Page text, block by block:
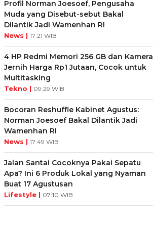
Profil Norman Joesoef, Pengusaha
Muda yang Disebut-sebut Bakal
Dilantik Jadi Wamenhan RI
News | 17:21 WIB
4 HP Redmi Memori 256 GB dan Kamera
Jernih Harga Rp1 Jutaan, Cocok untuk
Multitasking
Tekno | 09:29 WIB
Bocoran Reshuffle Kabinet Agustus:
Norman Joesoef Bakal Dilantik Jadi
Wamenhan RI
News | 17:49 WIB
Jalan Santai Cocoknya Pakai Sepatu
Apa? Ini 6 Produk Lokal yang Nyaman
Buat 17 Agustusan
Lifestyle | 07:10 WIB